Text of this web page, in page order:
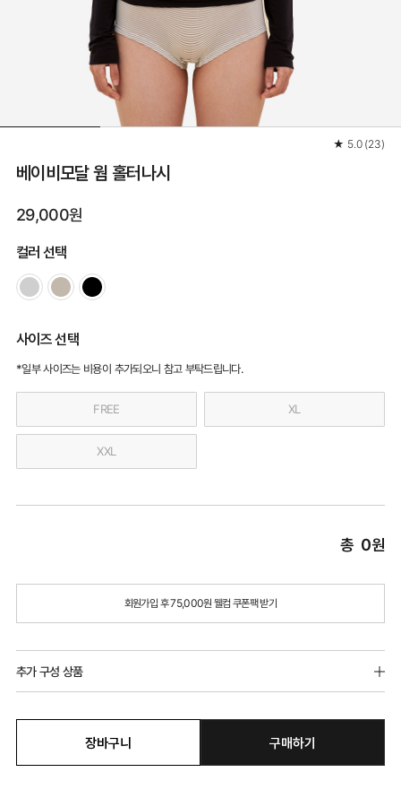
★ 5.0 (23)
베이비모달 웜 홀터나시
29,000원
컬러 선택
사이즈 선택
*일부 사이즈는 비용이 추가되오니 참고 부탁드립니다.
FREE XL
XXL
총 0원
회원가입 후 75,000원 웰컴 쿠폰팩 받기
추가 구성 상품
장바구니 구매하기